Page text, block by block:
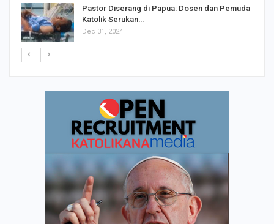
Pastor Diserang di Papua: Dosen dan Pemuda
Katolik Serukan…
Dec 31, 2024